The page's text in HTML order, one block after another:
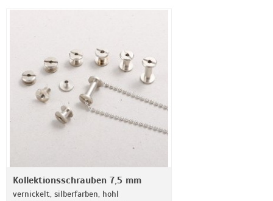
Kollektionsschrauben 7,5 mm
vernickelt, silberfarben, hohl